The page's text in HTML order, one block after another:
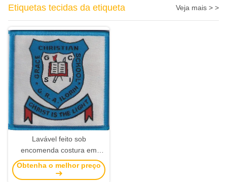
Etiquetas tecidas da etiqueta Veja mais > >
Lavável feito sob
encomenda costura em
etiquetas da roupa bordou
etiquetas das etiquetas do
Obtenha o melhor preço